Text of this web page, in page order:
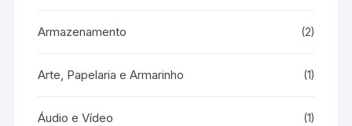
Armazenamento (2)
Arte, Papelaria e Armarinho (1)
Áudio e Vídeo (1)